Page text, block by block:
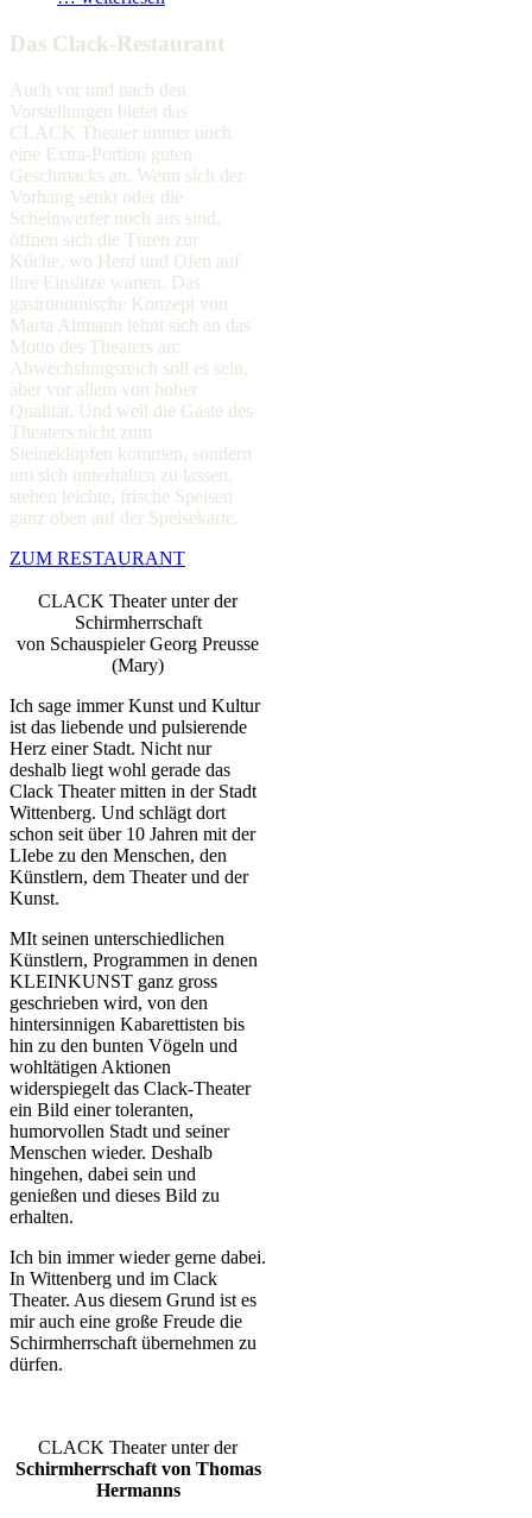
Das Clack-Restaurant
Auch vor und nach den
Vorstellungen bietet das
CLACK Theater immer noch
eine Extra-Portion guten
Geschmacks an. Wenn sich der
Vorhang senkt oder die
Scheinwerfer noch aus sind,
öffnen sich die Türen zur
Küche, wo Herd und Ofen auf
ihre Einsätze warten. Das
gastronomische Konzept von
Marta Altmann lehnt sich an das
Motto des Theaters an:
Abwechslungsreich soll es sein,
aber vor allem von hoher
Qualität. Und weil die Gäste des
Theaters nicht zum
Steineklopfen kommen, sondern
um sich unterhalten zu lassen,
stehen leichte, frische Speisen
ganz oben auf der Speisekarte.
ZUM RESTAURANT
CLACK Theater unter der
Schirmherrschaft
von Schauspieler Georg Preusse
(Mary)
Ich sage immer Kunst und Kultur
ist das liebende und pulsierende
Herz einer Stadt. Nicht nur
deshalb liegt wohl gerade das
Clack Theater mitten in der Stadt
Wittenberg. Und schlägt dort
schon seit über 10 Jahren mit der
LIebe zu den Menschen, den
Künstlern, dem Theater und der
Kunst.
MIt seinen unterschiedlichen
Künstlern, Programmen in denen
KLEINKUNST ganz gross
geschrieben wird, von den
hintersinnigen Kabarettisten bis
hin zu den bunten Vögeln und
wohltätigen Aktionen
widerspiegelt das Clack-Theater
ein Bild einer toleranten,
humorvollen Stadt und seiner
Menschen wieder. Deshalb
hingehen, dabei sein und
genießen und dieses Bild zu
erhalten.
Ich bin immer wieder gerne dabei.
In Wittenberg und im Clack
Theater. Aus diesem Grund ist es
mir auch eine große Freude die
Schirmherrschaft übernehmen zu
dürfen.
CLACK Theater unter der
Schirmherrschaft von Thomas
Hermanns